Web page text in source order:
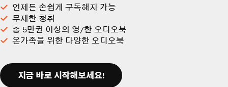
언제든 손쉽게 구독해지 가능
무제한 청취
총 5만권 이상의 영/한 오디오북
온가족을 위한 다양한 오디오북
지금 바로 시작해보세요!